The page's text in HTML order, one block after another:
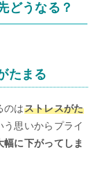
どうなる？
たまる
のはストレスがた
思いからプライ
に下がってしま